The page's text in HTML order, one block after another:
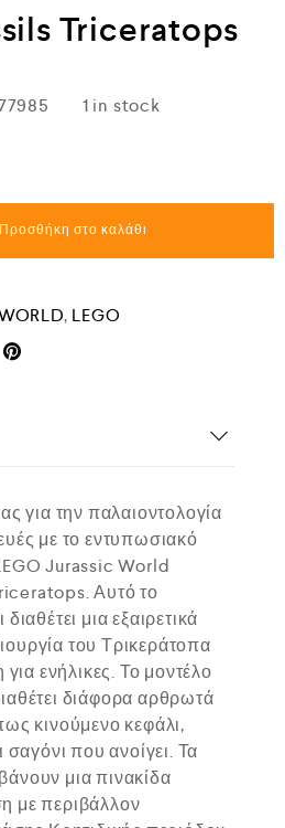
Triceratops
1 in stock
Προσθήκη στο καλάθι
, LEGO
για την παλαιοντολογία
με το εντυπωσιακό
Jurassic World
Αυτό το
μια εξαιρετικά
του Τρικεράτοπα
ενήλικες. Το μοντέλο
διάφορα αρθρωτά
κινούμενο κεφάλι,
σαγόνι που ανοίγει. Τα
μια πινακίδα
με περιβάλλον